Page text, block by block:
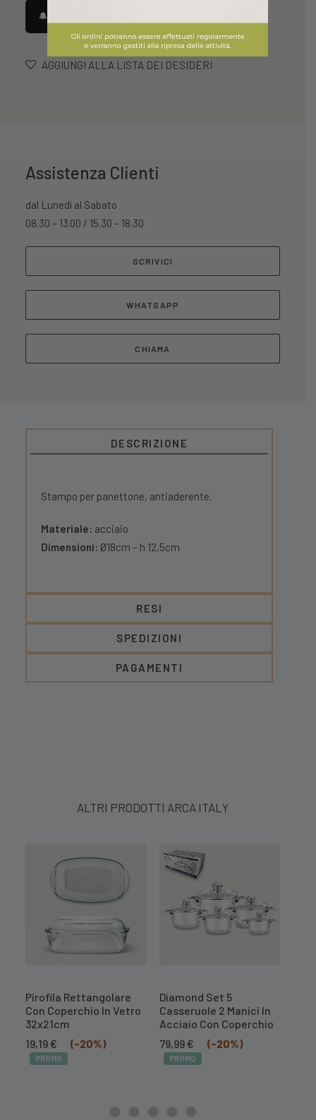
🔔 Avvisami quando disponibile
AGGIUNGI ALLA LISTA DEI DESIDERI
Assistenza Clienti
dal Lunedì al Sabato
08.30 – 13.00 / 15.30 – 18.30
SCRIVICI
WHATSAPP
CHIAMA
DESCRIZIONE
Stampo per panettone, antiaderente.
Materiale: acciaio
Dimensioni: Ø18cm – h 12,5cm
RESI
SPEDIZIONI
PAGAMENTI
ALTRI PRODOTTI ARCA ITALY
Pirofila Rettangolare
Con Coperchio In Vetro
32x21cm
Il
prezzo
originale
19,19€
prezzo
attuale
(-20%)
PROMO
Diamond Set 5
Casseruole 2 Manici In
Acciaio Con Coperchio
Il
prezzo
originale
79,99€
prezzo
(-20%)
PROMO